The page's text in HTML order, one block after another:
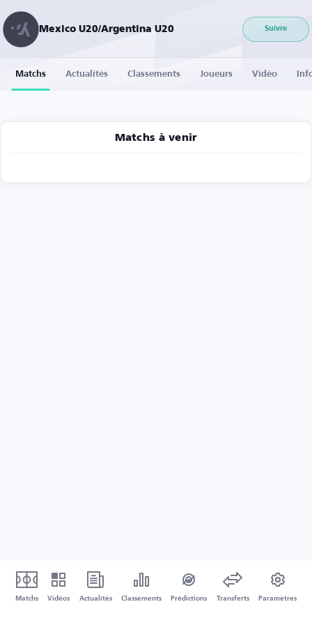
Mexico U20/Argentina U20 Suivre
Matchs Actualités Classements Joueurs Vidéo
Matchs à venir
Matchs Vidéos Actualités Classements Prédictions Transferts Paramètres